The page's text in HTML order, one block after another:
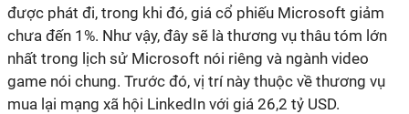
được phát đi, trong khi đó, giá cổ phiếu Microsoft giảm
chưa đến 1%. Như vậy, đây sẽ là thương vụ thâu tóm lớn
nhất trong lịch sử Microsoft nói riêng và ngành video
game nói chung. Trước đó, vị trí này thuộc về thương vụ
mua lại mạng xã hội LinkedIn với giá 26,2 tỷ USD.